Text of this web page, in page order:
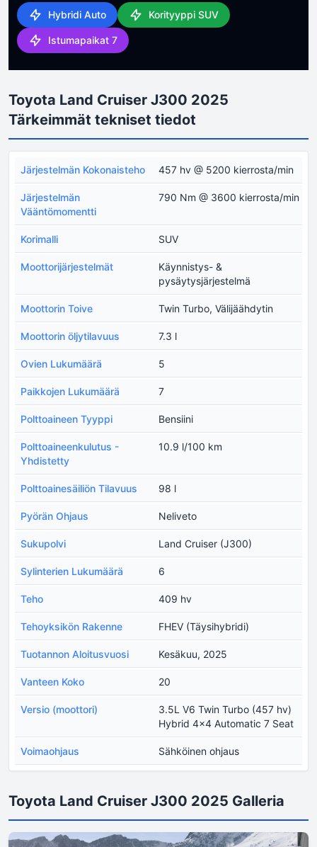
Hybridi Auto Korityyppi SUV
Istumapaikat 7
Toyota Land Cruiser J300 2025
Tärkeimmät tekniset tiedot
Järjestelmän Kokonaisteho 457 hv @ 5200 kierrosta/min
Järjestelmän
Vääntömomentti
790 Nm @ 3600 kierrosta/min
Korimalli SUV
Moottorijärjestelmät
Käynnistys- &
pysäytysjärjestelmä
Moottorin Toive Twin Turbo, Välijäähdytin
Moottorin öljytilavuus 7.3 l
Ovien Lukumäärä 5
Paikkojen Lukumäärä 7
Polttoaineen Tyyppi Bensiini
Polttoaineenkulutus -
Yhdistetty
10.9 l/100 km
Polttoainesäiliön Tilavuus 98 l
Pyörän Ohjaus Neliveto
Sukupolvi Land Cruiser (J300)
Sylinterien Lukumäärä 6
Teho 409 hv
Tehoyksikön Rakenne FHEV (Täysihybridi)
Tuotannon Aloitusvuosi Kesäkuu, 2025
Vanteen Koko 20
Versio (moottori)
3.5L V6 Twin Turbo (457 hv)
Hybrid 4x4 Automatic 7 Seat
Voimaohjaus Sähköinen ohjaus
Toyota Land Cruiser J300 2025 Galleria